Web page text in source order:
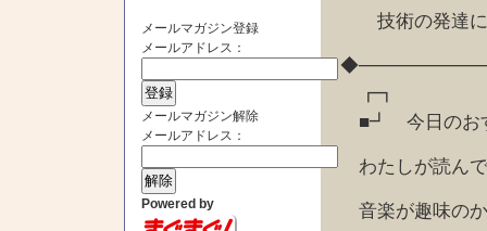
メールマガジン登録
メールアドレス：
メールマガジン解除
メールアドレス：
Powered by
技術の発達に
┏┓
■┛ 今日のお
わたしが読ん
音楽が趣味の